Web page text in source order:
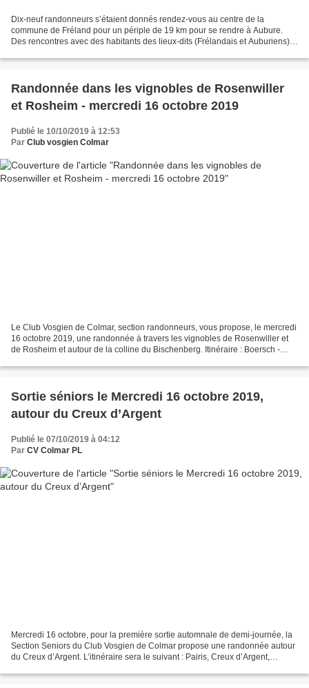
Dix-neuf randonneurs s’étaient donnés rendez-vous au centre de la
commune de Fréland pour un périple de 19 km pour se rendre à Aubure.
Des rencontres avec des habitants des lieux-dits (Frélandais et Auburiens)
Randonnée dans les vignobles de Rosenwiller
et Rosheim - mercredi 16 octobre 2019
Publié le 10/10/2019 à 12:53
Par Club vosgien Colmar
Le Club Vosgien de Colmar, section randonneurs, vous propose, le mercredi
16 octobre 2019, une randonnée à travers les vignobles de Rosenwiller et
de Rosheim et autour de la colline du Bischenberg. Itinéraire : Boersch -
Sortie séniors le Mercredi 16 octobre 2019,
autour du Creux d’Argent
Publié le 07/10/2019 à 04:12
Par CV Colmar PL
Mercredi 16 octobre, pour la première sortie automnale de demi-journée, la
Section Seniors du Club Vosgien de Colmar propose une randonnée autour
du Creux d’Argent. L’itinéraire sera le suivant : Pairis, Creux d’Argent,